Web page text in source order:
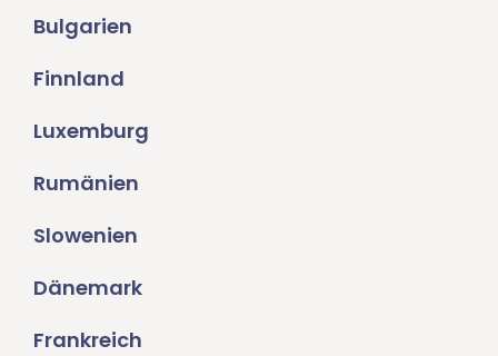
Bulgarien
Finnland
Luxemburg
Rumänien
Slowenien
Dänemark
Frankreich